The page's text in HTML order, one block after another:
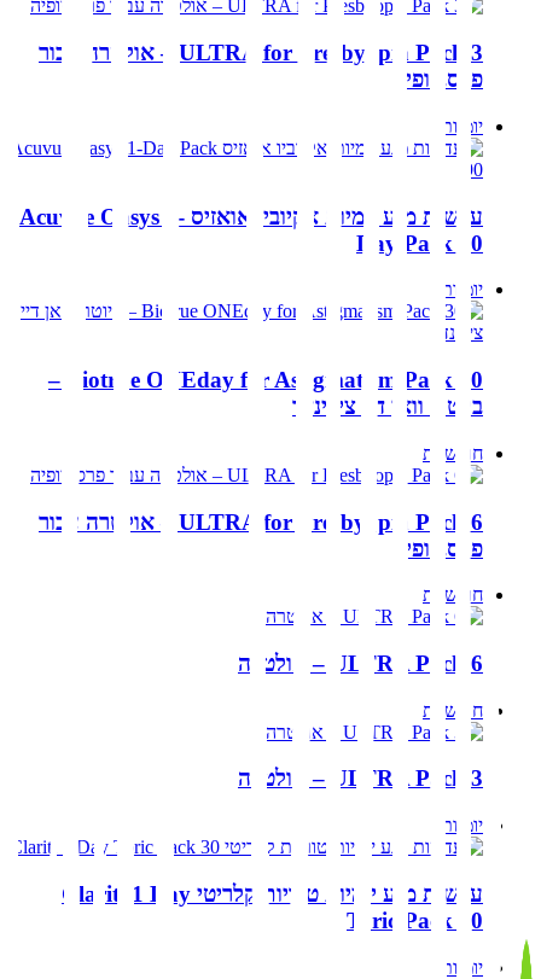
ULTRA for Presbyopia Pack 3 – אולטרה עבור
פרסביופיה
יומיות
עדשות מגע יומיות אקיוביו אואזיס Acuvue Oasys 1-
Day Pack 90
יומיות
Biotrue ONEday for Astigmatism Pack 30 –
ביוטרו וואן דיי צילינדר
חודשיות
ULTRA for Presbyopia Pack 6 – אולטרה עבור
פרסביופיה
חודשיות
ULTRA Pack 6 – אולטרה
חודשיות
ULTRA Pack 3 – אולטרה
יומיות
עדשות מגע יומיות טוריות קלריטי Clariti 1 Day
Toric Pack 30
יומיות